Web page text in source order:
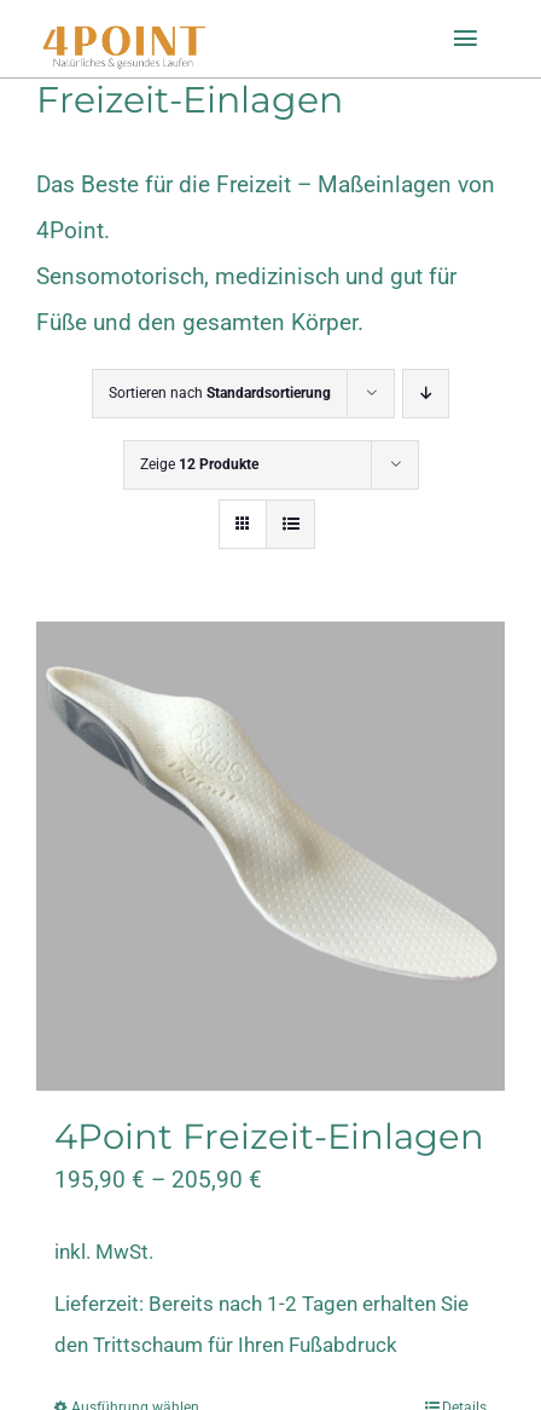
Inhalt
springen
Toggle
So geht’s
Technologie
Freizeit-Einlagen
Das Beste für die Freizeit – Maßeinlagen von
4Point.
Sensomotorisch, medizinisch und gut für
Füße und den gesamten Körper.
Sortieren nach Standardsortierung
Zeige 12 Produkte
4Point Freizeit-Einlagen
195,90 € – 205,90 €
inkl. MwSt.
Lieferzeit: Bereits nach 1-2 Tagen erhalten Sie
den Trittschaum für Ihren Fußabdruck